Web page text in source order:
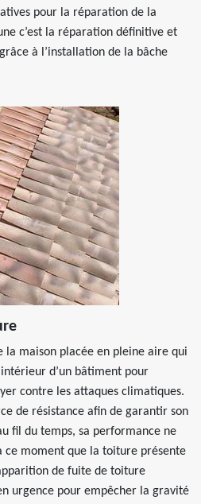
pour la réparation de la
c’est la réparation définitive et
à l’installation de la bâche
la maison placée en pleine aire qui
d’un bâtiment pour
contre les attaques climatiques.
de résistance afin de garantir son
fil du temps, sa performance ne
ce moment que la toiture présente
de fuite de toiture
urgence pour empêcher la gravité